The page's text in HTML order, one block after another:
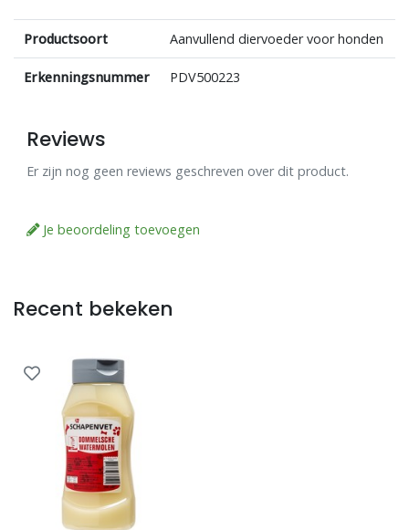
Productsoort Aanvullend diervoeder voor honden
Erkenningsnummer PDV500223
Reviews
Er zijn nog geen reviews geschreven over dit product.
Je beoordeling toevoegen
Recent bekeken